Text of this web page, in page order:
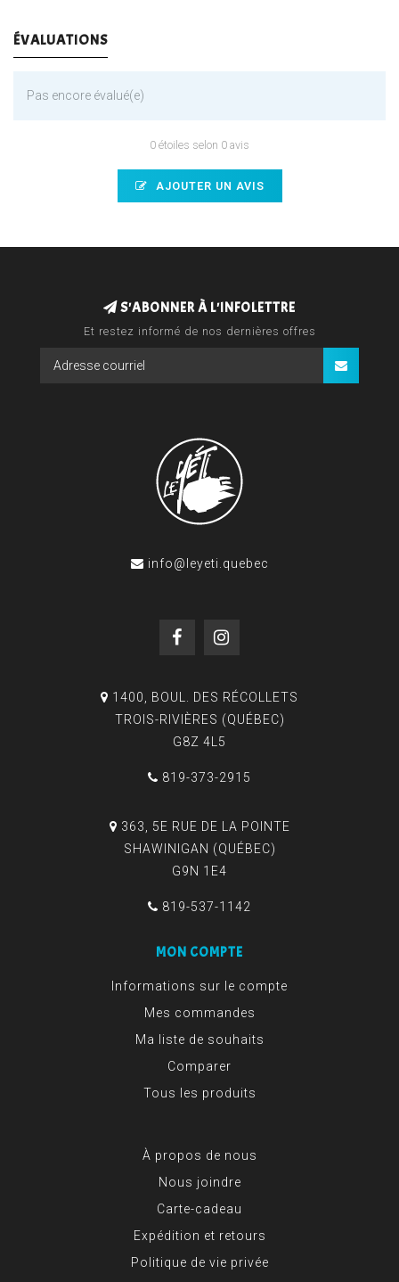
ÉVALUATIONS
Pas encore évalué(e)
0 étoiles selon 0 avis
AJOUTER UN AVIS
S'ABONNER À L'INFOLETTRE
Et restez informé de nos dernières offres
info@leyeti.quebec
1400, BOUL. DES RÉCOLLETS
TROIS-RIVIÈRES (QUÉBEC)
G8Z 4L5
819-373-2915
363, 5E RUE DE LA POINTE
SHAWINIGAN (QUÉBEC)
G9N 1E4
819-537-1142
MON COMPTE
Informations sur le compte
Mes commandes
Ma liste de souhaits
Comparer
Tous les produits
À propos de nous
Nous joindre
Carte-cadeau
Expédition et retours
Politique de vie privée